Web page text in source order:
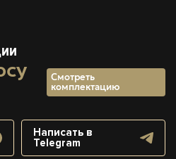
Смотреть
комплектацию
Написать в
Telegram